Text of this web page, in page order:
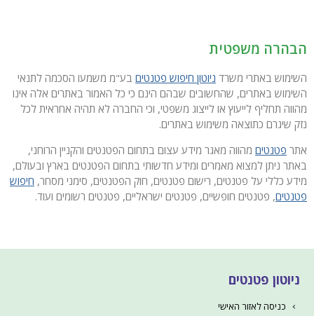
הבהרה משפטית
השימוש באתרי משרד ניוטון חיפוש פטנטים בע"מ משמעו הסכמה לתנאי
השימוש באתרים, שהחשובים שבהם הינם כי כל האמור באתרים אלה אינו
מהווה תחליף לייעוץ או לייצוג משפטי, וכי החברה לא תהיה אחראית לכל
נזק שיגרם כתוצאה משימוש באתרים.
אתר פטנטים מהווה מאגר מידע עצום בתחום הפטנטים והקניין הרוחני,
באתר ניתן למצוא מאמרים ומידע חדשותי בתחום הפטנטים בארץ ובעולם,
מידע כללי על פטנטים, רישום פטנטים, חוק הפטנטים, סימני מסחר, חיפוש
פטנטים, פטנטים חופשיים, פטנטים ישראליים, פטנטים רשומים ועוד.
ניוטון פטנטים
כניסה לאזור האישי